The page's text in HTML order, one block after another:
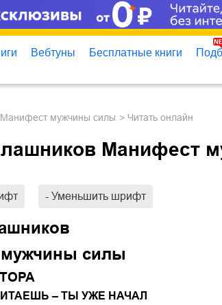
Вебтуны Бесплатные книги
Манифест мужчины силы Читать онлайн
Манифест
- Уменьшить шрифт
силы
– ТЫ УЖЕ НАЧАЛ